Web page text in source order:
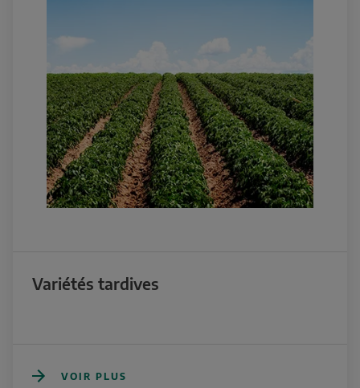
Variétés tardives
VOIR PLUS